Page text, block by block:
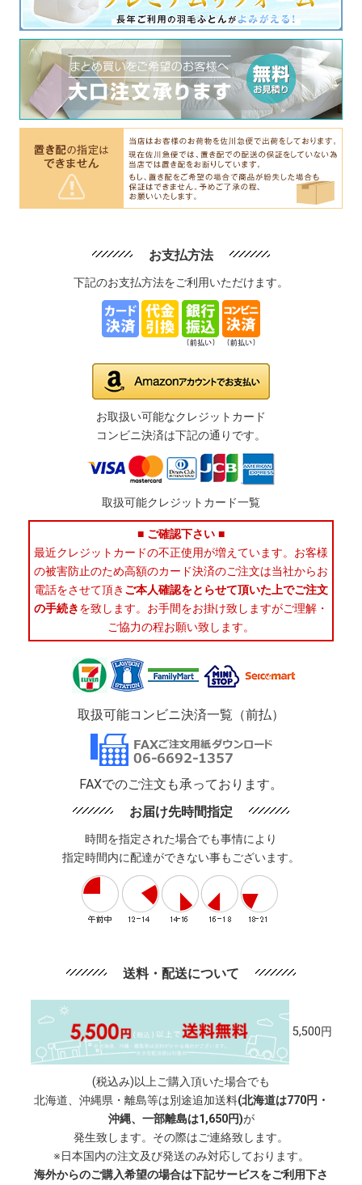
お支払方法
下記のお支払方法をご利用いただけます。
お取扱い可能なクレジットカード
コンビニ決済は下記の通りです。
取扱可能クレジットカード一覧
■ ご確認下さい ■
最近クレジットカードの不正使用が増えています。お客様
の被害防止のため高額のカード決済のご注文は当社からお
電話をさせて頂き ご本人確認をとらせて頂いた上でご注文
の手続きを致します。お手間をお掛け致しますがご理解・
ご協力の程お願い致します。
取扱可能コンビニ決済一覧（前払）
FAXでのご注文も承っております。
お届け先時間指定
時間を指定された場合でも事情により
指定時間内に配達ができない事もございます。
送料・配送について
5,500円
(税込み)以上ご購入頂いた場合でも
北海道、沖縄県・離島等は別途追加送料(北海道は770円・
沖縄、一部離島は1,650円)が
発生致します。その際はご連絡致します。
※日本国内の注文及び発送のみ対応しております。
海外からのご購入希望の場合は下記サービスをご利用下さ